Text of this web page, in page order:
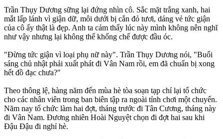
Trần Thụy Dương sững lại đứng nhìn cô. Sắc mặt trắng xanh, hai
mắt lấp lánh vì giận dữ, môi dưới bị cắn đỏ tươi, dáng vẻ tức giận
của cô ấy thật là đẹp. Anh ta cảm thấy lúc này mình không nên nghĩ
như vậy nhưng lại không thể khống chế được đầu óc.
"Đừng tức giận vì loại phụ nữ này". Trần Thụy Dương nói, "Buổi
sáng chủ nhật phải xuất phát đi Vân Nam rồi, em đã chuẩn bị xong
hết đồ đạc chưa?"
Theo thông lệ, hàng năm đến mùa hè tòa soạn tạp chí lại tổ chức
cho các nhân viên trong ban biên tập ra ngoài tỉnh chơi một chuyến.
Năm nay tổ chức làm hai đợt, tháng trước đi Tân Cương, tháng này
đi Vân Nam. Đương nhiên Hoài Nguyệt chọn đi đợt hai sau khi
Đậu Đậu đi nghỉ hè.